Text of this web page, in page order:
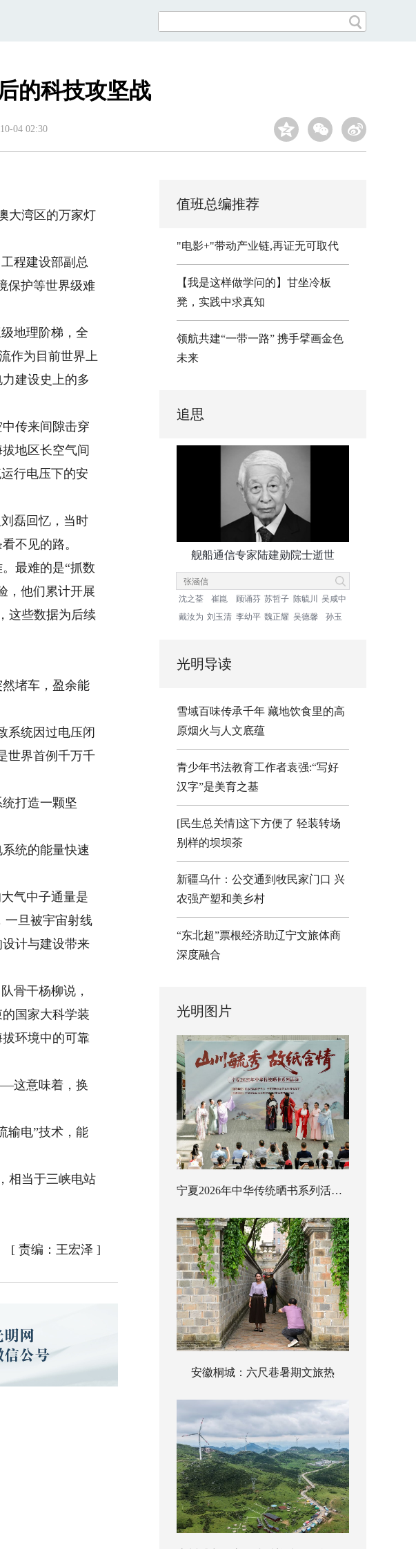
的科技攻坚战
04 02:30
大湾区的万家灯
程建设部副总
保护等世界级难
地理阶梯，全
作为目前世界上
建设史上的多
传来间隙击穿
地区长空气间
行电压下的安
磊回忆，当时
不见的路。
最难的是“抓数
，他们累计开展
这些数据为后续
堵车，盈余能
统因过电压闭
世界首例千万千
打造一颗坚
统的能量快速
气中子通量是
一旦被宇宙射线
计与建设带来
骨干杨柳说，
国家大科学装
环境中的可靠
这意味着，换
输电”技术，能
相当于三峡电站
[ 责编：王宏泽 ]
值班总编推荐
"电影+"带动产业链,再证无可取代
【我是这样做学问的】甘坐冷板
凳，实践中求真知
领航共建“一带一路” 携手擘画金色
未来
追思
舰船通信专家陆建勋院士逝世
沈之荃 崔崑 顾诵芬 苏哲子 陈毓川
吴咸中
戴汝为 刘玉清 李幼平 魏正耀 吴德馨 孙玉
光明导读
雪域百味传承千年 藏地饮食里的高
原烟火与人文底蕴
青少年书法教育工作者袁强:“写好
汉字”是美育之基
[民生总关情]这下方便了 轻装转场
别样的坝坝茶
新疆乌什：公交通到牧民家门口 兴
农强产塑和美乡村
“东北超”票根经济助辽宁文旅体商
深度融合
光明图片
宁夏2026年中华传统晒书系列活动启幕
安徽桐城：六尺巷暑期文旅热